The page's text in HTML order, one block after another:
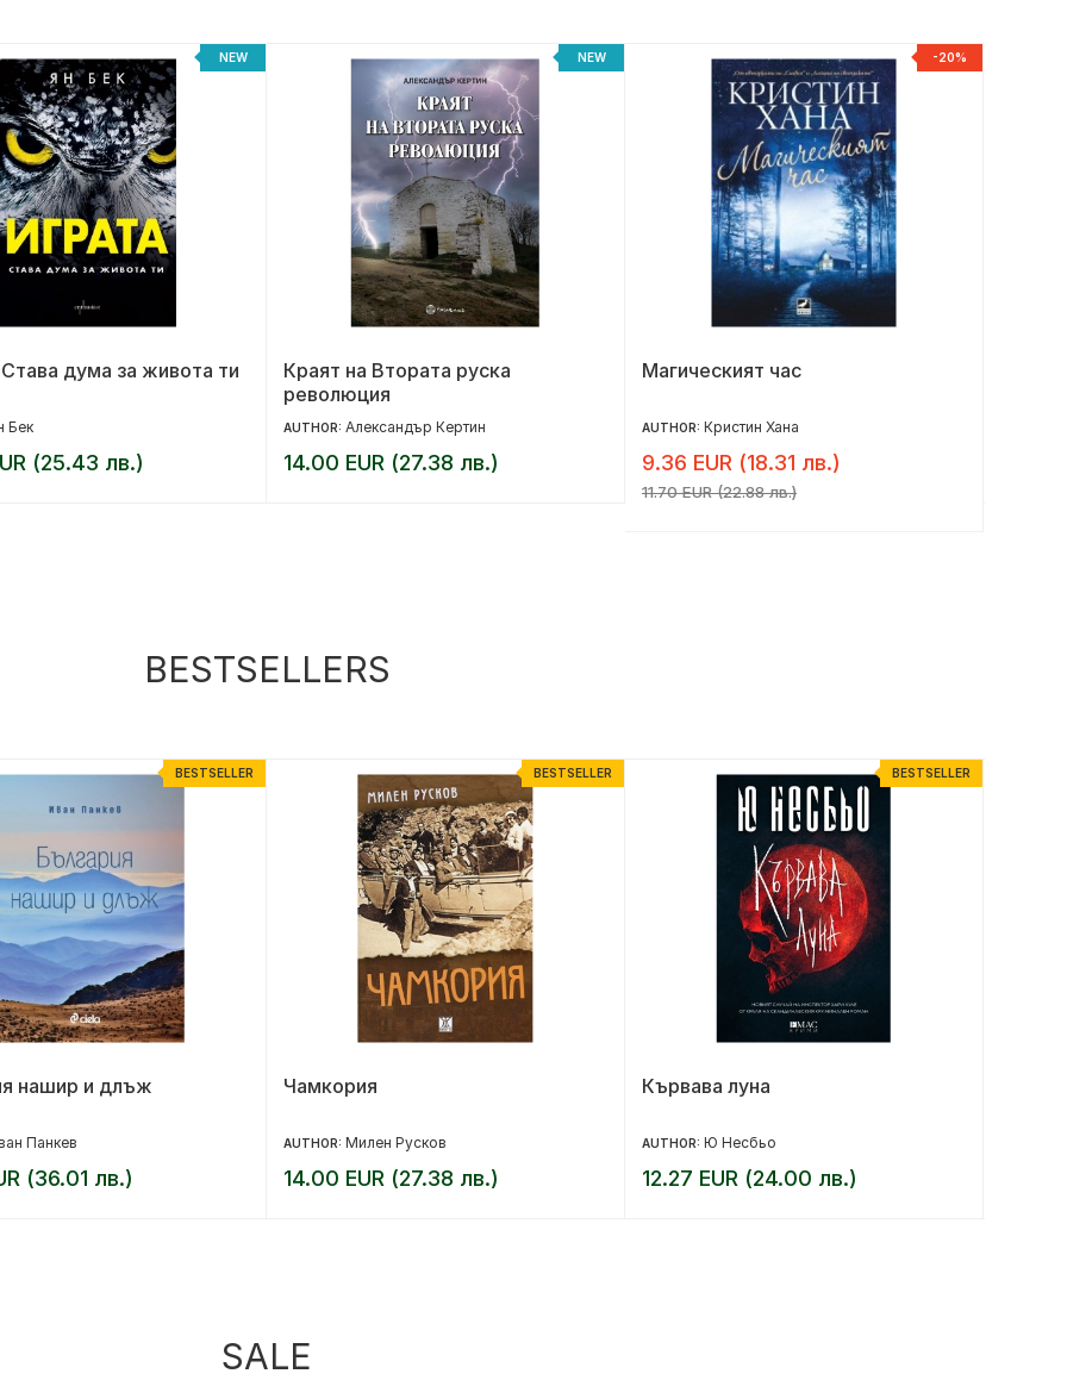
NEW
дума за живота ти
Бек
(25.43 лв.)
NEW
Краят на Втората руска
революция
AUTHOR: Александър Кертин
14.00 EUR (27.38 лв.)
-20%
Магическият час
AUTHOR: Кристин Хана
9.36 EUR (18.31 лв.)
11.70 EUR (22.88 лв.)
BESTSELLERS
BESTSELLER
нашир и длъж
Панкев
(36.01 лв.)
BESTSELLER
Чамкория
AUTHOR: Милен Русков
14.00 EUR (27.38 лв.)
BESTSELLER
Кървава луна
AUTHOR: Ю Несбьо
12.27 EUR (24.00 лв.)
SALE